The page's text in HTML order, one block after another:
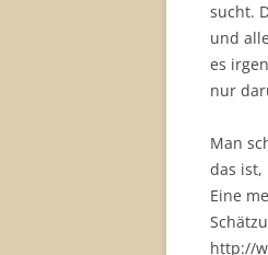
sucht.
und
es
nur
Man
das ist,
Eine
http://